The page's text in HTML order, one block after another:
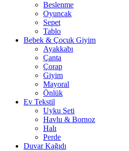
Beslenme
Oyuncak
Sepet
Tablo
Bebek & Çocuk Giyim
Ayakkabı
Çanta
Çorap
Giyim
Mayoral
Önlük
Ev Tekstil
Uyku Seti
Havlu & Bornoz
Halı
Perde
Duvar Kağıdı